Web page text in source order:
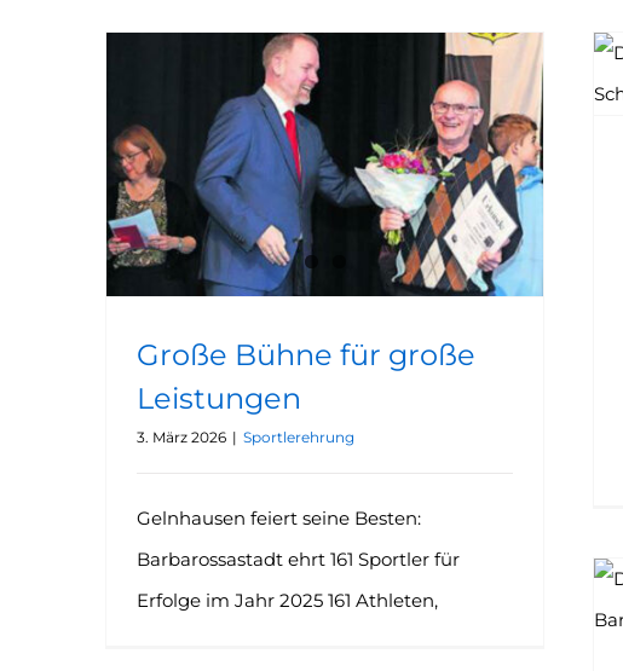
Große Bühne für große
Leistungen
3. März 2026 | Sportlerehrung
Gelnhausen feiert seine Besten:
Barbarossastadt ehrt 161 Sportler für
Erfolge im Jahr 2025 161 Athleten,